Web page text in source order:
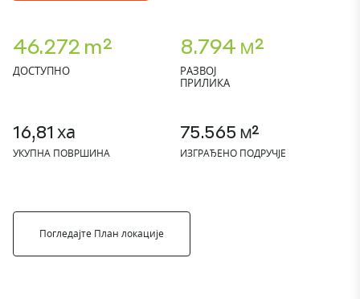
46.272 m²
ДОСТУПНО
8.794 м²
РАЗВОЈ
ПРИЛИКА
16,81 ха
УКУПНА ПОВРШИНА
75.565 м²
ИЗГРАЂЕНО ПОДРУЧЈЕ
Погледајте План локације